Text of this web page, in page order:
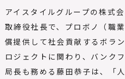
アイスタイルグループの株式
取締役社長で、プロボノ（職
償提供して社会貢献するボラ
ロジェクトに関わり、バンク
局長も務める藤田恭子は、「